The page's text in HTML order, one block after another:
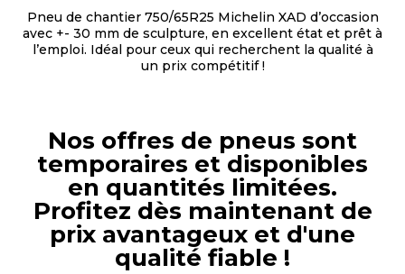
Pneu de chantier 750/65R25 Michelin XAD d’occasion
avec +- 30 mm de sculpture, en excellent état et prêt à
l’emploi. Idéal pour ceux qui recherchent la qualité à
un prix compétitif !
Nos offres de pneus sont
temporaires et disponibles
en quantités limitées.
Profitez dès maintenant de
prix avantageux et d'une
qualité fiable !